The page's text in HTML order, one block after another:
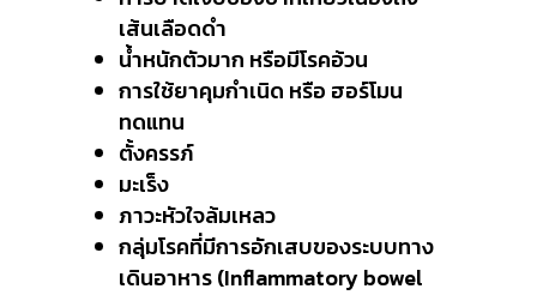
เส้นเลือดดำ
น้ำหนักตัวมาก หรือมีโรคอ้วน
การใช้ยาคุมกำเนิด หรือ ฮอร์โมน
ทดแทน
ตั้งครรภ์
มะเร็ง
ภาวะหัวใจล้มเหลว
กลุ่มโรคที่มีการอักเสบของระบบทาง
เดินอาหาร (Inflammatory bowel